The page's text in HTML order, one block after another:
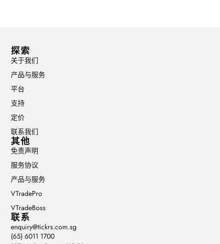
探索
关于我们
产品与服务
平台
支持
定价
联系我们
其他
免责声明
服务协议
产品与服务
VTradePro
VTradeBoss
联系
enquiry@tickrs.com.sg
(65) 6011 1700